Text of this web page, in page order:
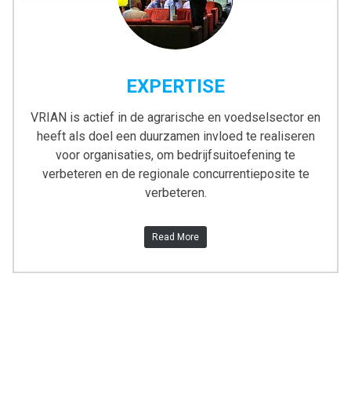
EXPERTISE
VRIAN is actief in de agrarische en voedselsector en
heeft als doel een duurzamen invloed te realiseren
voor organisaties, om bedrijfsuitoefening te
verbeteren en de regionale concurrentieposite te
verbeteren.
Read More